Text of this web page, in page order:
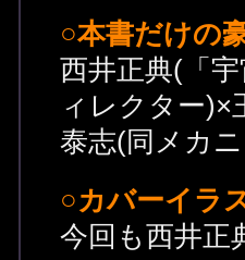
○本書だけの
西井正典(「
ィレクター)×
泰志(同メカ
○カバーイラ
今回も西井正